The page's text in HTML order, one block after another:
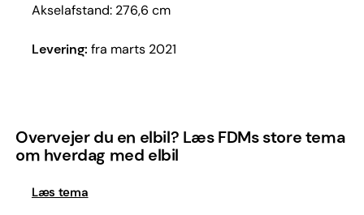
Akselafstand: 276,6 cm
Levering: fra marts 2021
Overvejer du en elbil? Læs FDMs store tema
om hverdag med elbil
Læs tema